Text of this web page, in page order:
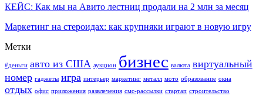
КЕЙС: Как мы на Авито лестниц продали на 2 млн за месяц
Маркетинг на стероидах: как крупняки играют в новую игру
Метки
#деньги авто из США аукцион бизнес валюта виртуальный
номер гаджеты игра интерьер маркетинг металл мото образование окна
отдых офис приложения развлечения смс-рассылки стартап строительство